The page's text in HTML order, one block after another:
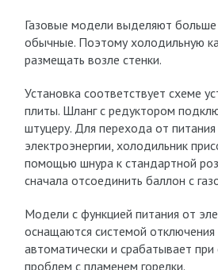
Газовые модели выделяют больше
обычные. Поэтому холодильную
размещать возле стенки.
Установка соответствует схеме
плиты. Шланг с редуктором
штуцеру. Для перехода от
электроэнергии, холодильник
помощью шнура к стандартной
сначала отсоединить баллон с
Модели с функцией питания от
оснащаются системой отключения
автоматически и срабатывает
проблем с пламенем горелки.